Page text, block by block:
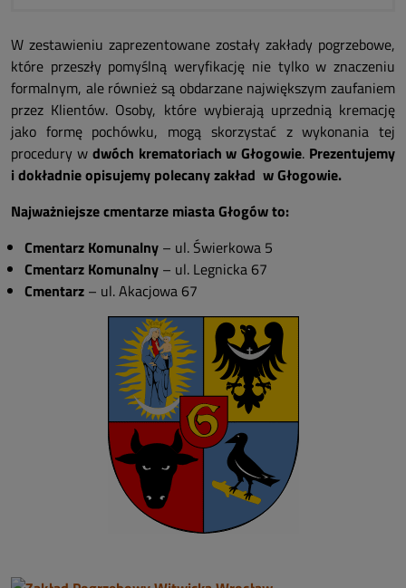
W zestawieniu zaprezentowane zostały zakłady pogrzebowe,
które przeszły pomyślną weryfikację nie tylko w znaczeniu
formalnym, ale również są obdarzane największym zaufaniem
przez Klientów. Osoby, które wybierają uprzednią kremację
jako formę pochówku, mogą skorzystać z wykonania tej
procedury w dwóch krematoriach w Głogowie. Prezentujemy
i dokładnie opisujemy polecany zakład w Głogowie.
Najważniejsze cmentarze miasta Głogów to:
Cmentarz Komunalny – ul. Świerkowa 5
Cmentarz Komunalny – ul. Legnicka 67
Cmentarz – ul. Akacjowa 67